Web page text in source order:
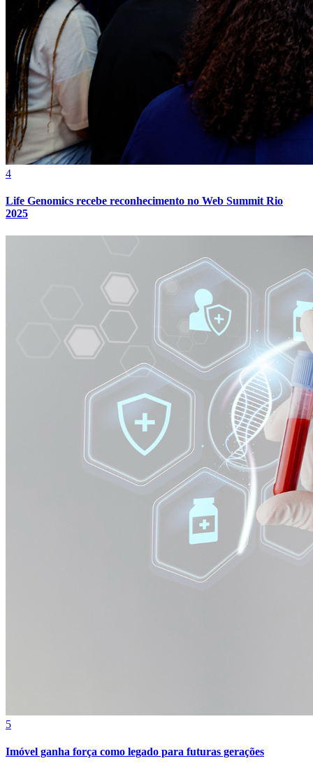
Bahia
4
Life Genomics recebe reconhecimento no Web Summit Rio
2025
5
Imóvel ganha força como legado para futuras gerações